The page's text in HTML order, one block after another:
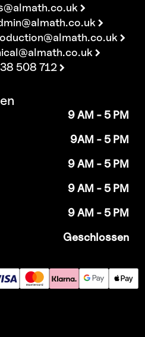
508 712
9 AM - 5 PM
9AM - 5 PM
9 AM - 5 PM
9 AM - 5 PM
9 AM - 5 PM
Geschlossen